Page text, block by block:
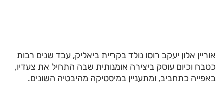
אוריין אלון יעקב רוסו נולד בקריית ביאליק, עבד שנים רבות
כטבח וכיום עוסק ביצירה אומנותית שבה התחיל את צעדיו,
באפייה כתחביב, ומתעניין במיסטיקה מהיבטיה השונים.